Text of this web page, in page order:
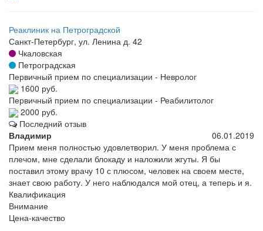
Реаклиник на Петроградской
Санкт-Петербург, ул. Ленина д. 42
Чкаловская
Петроградская
Первичный прием по специализации - Невролог
1600 руб.
Первичный прием по специализации - Реабилитолог
2000 руб.
Последний отзыв
Владимир
06.01.2019
Прием меня полностью удовлетворил. У меня проблема с
плечом, мне сделали блокаду и наложили жгуты. Я бы
поставил этому врачу 10 с плюсом, человек на своем месте,
знает свою работу. У него наблюдался мой отец, а теперь и я.
Квалификация
Внимание
Цена-качество